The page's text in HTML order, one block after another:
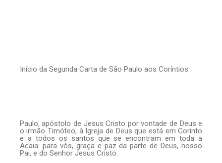
Início da Segunda Carta de São Paulo aos Coríntios.
Paulo, apóstolo de Jesus Cristo por vontade de Deus e
o irmão Timóteo, à Igreja de Deus que está em Corinto
e a todos os santos que se encontram em toda a
Acaia: para vós, graça e paz da parte de Deus, nosso
Pai, e do Senhor Jesus Cristo.